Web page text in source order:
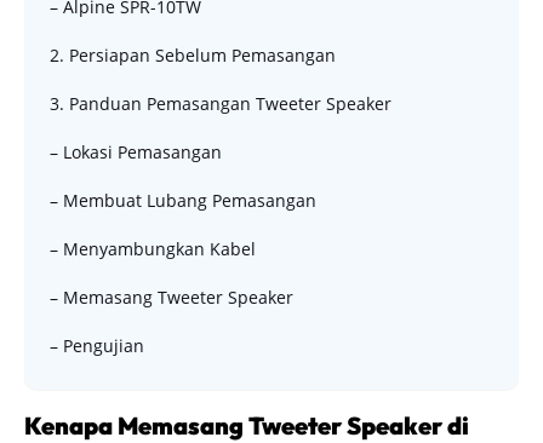
– Alpine SPR-10TW
2. Persiapan Sebelum Pemasangan
3. Panduan Pemasangan Tweeter Speaker
– Lokasi Pemasangan
– Membuat Lubang Pemasangan
– Menyambungkan Kabel
– Memasang Tweeter Speaker
– Pengujian
Kenapa Memasang Tweeter Speaker di